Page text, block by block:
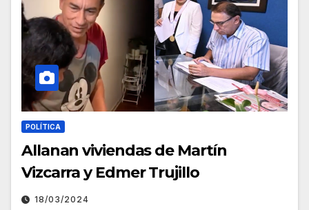
POLÍTICA
Allanan viviendas de Martín
Vizcarra y Edmer Trujillo
18/03/2024